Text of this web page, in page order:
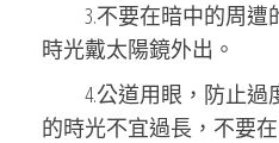
3.不要在暗中的周
時光戴太陽鏡外出。
4.公道用眼，防止
的時光不宜過長，不要